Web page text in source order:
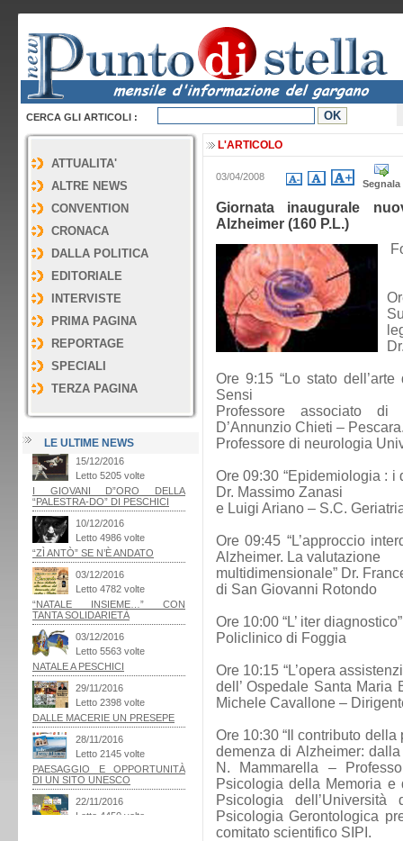
CERCA GLI ARTICOLI :
ATTUALITA'
ALTRE NEWS
CONVENTION
CRONACA
DALLA POLITICA
EDITORIALE
INTERVISTE
PRIMA PAGINA
REPORTAGE
SPECIALI
TERZA PAGINA
LE ULTIME NEWS
L'ARTICOLO
03/04/2008
Segnala
Giornata inaugurale
Alzheimer (160 P.L.)
Ore 9:15 “Lo stato
Sensi
Professore associato di
D’Annunzio Chieti –
Professore di neurologia
Ore 09:30 “Epidemiologia :
Dr. Massimo Zanasi
e Luigi Ariano – S.C.
Ore 09:45 “L’approccio
Alzheimer. La valutazione
multidimensionale” Dr.
di San Giovanni Rotondo
Ore 10:00 “L’ iter
Policlinico di Foggia
Ore 10:15 “L’opera
dell’ Ospedale Santa Maria
Michele Cavallone –
Ore 10:30 “Il contributo
demenza di Alzheimer:
N. Mammarella –
Psicologia della Memoria e
Psicologia
Psicologia Gerontologica
comitato scientifico SIPI.